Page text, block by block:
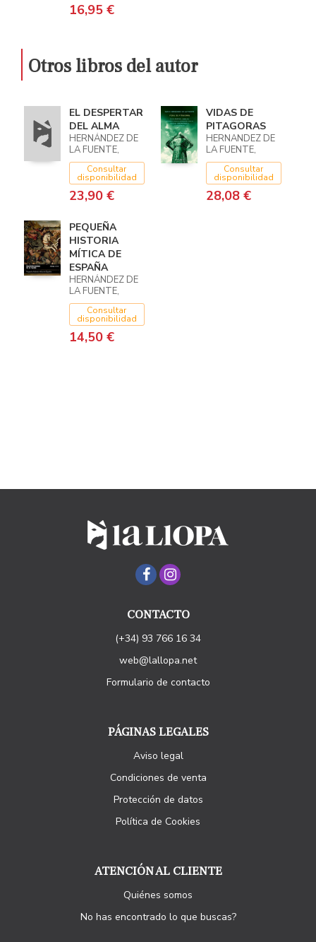
16,95 €
Otros libros del autor
EL DESPERTAR
DEL ALMA
HERNÁNDEZ DE
LA FUENTE,
DAVID
Consultar
disponibilidad
23,90 €
VIDAS DE
PITAGORAS
HERNANDEZ DE
LA FUENTE,
DAVID
Consultar
disponibilidad
28,08 €
PEQUEÑA
HISTORIA
MÍTICA DE
ESPAÑA
HERNÁNDEZ DE
LA FUENTE,
DAVID
Consultar
disponibilidad
14,50 €
CONTACTO
(+34) 93 766 16 34
web@lallopa.net
Formulario de contacto
PÁGINAS LEGALES
Aviso legal
Condiciones de venta
Protección de datos
Política de Cookies
ATENCIÓN AL CLIENTE
Quiénes somos
No has encontrado lo que buscas?